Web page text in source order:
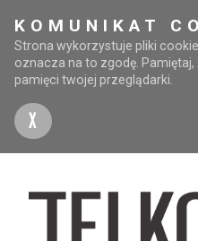
KOMUNIKAT
Strona wykorzystuje pliki
oznacza na to zgodę.
pamięci twojej przeglądarki.
X